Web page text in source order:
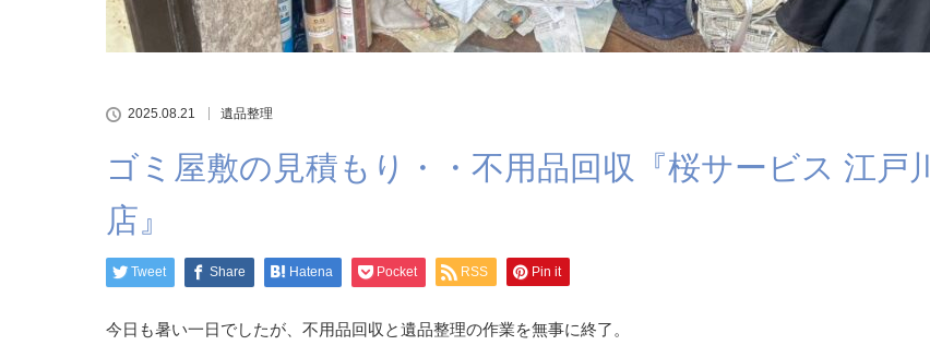
2025.08.21 遺品整理
ゴミ屋敷の見積もり・・不用品回収『桜サービス 江戸川
店』
Tweet Share Hatena Pocket RSS Pin it
今日も暑い一日でしたが、不用品回収と遺品整理の作業を無事に終了。